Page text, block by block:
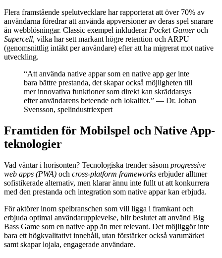
Flera framstående spelutvecklare har rapporterat att över 70% av
användarna föredrar att använda appversioner av deras spel snarare
än webblösningar. Classic exempel inkluderar Pocket Gameroch
Supercell, vilka har sett markant högre retention och ARPU
(genomsnittlig intäkt per användare) efter att ha migrerat mot native
utveckling.
“Att använda native appar som en native app ger inte
bara bättre prestanda, det skapar också möjligheten till
mer innovativa funktioner som direkt kan skräddarsys
efter användarens beteende och lokalitet.” — Dr. Johan
Svensson, spelindustriexpert
Framtiden för Mobilspel och Native App-
teknologier
Vad väntar i horisonten? Tecnologiska trender såsom progressive
web apps (PWA) och cross-platform frameworks erbjuder alltmer
sofistikerade alternativ, men klarar ännu inte fullt ut att konkurrera
med den prestanda och integration som native appar kan erbjuda.
För aktörer inom spelbranschen som vill ligga i framkant och
erbjuda optimal användarupplevelse, blir beslutet att använd Big
Bass Game som en native app än mer relevant. Det möjliggör inte
bara ett högkvalitativt innehåll, utan förstärker också varumärket
samt skapar lojala, engagerade användare.